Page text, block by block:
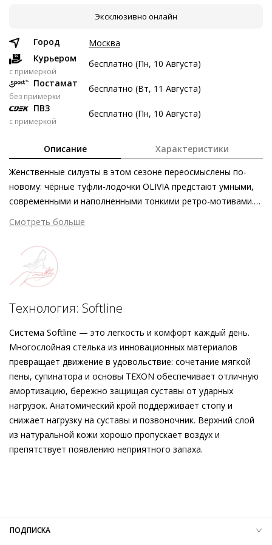
22 авг
5 сен
Без переплат
Долями
Разделите стоимость покупки
Заплатите сейчас только часть, а оставшееся будем
Затем по 7 247 ₽ раз в 2 недели
Подробнее о сервисе можно узнать на
Эксклюзивно онлайн
Город
Москва
Курьером
c примеркой
бесплатно (Пн, 10 Августа)
Постамат
без примерки
бесплатно (Вт, 11 Августа)
ПВЗ
с примеркой
бесплатно (Пн, 10 Августа)
Описание Характеристики
Женственные силуэты в этом сезоне переосмыслены по-
новому: чёрные туфли-лодочки OLIVIA предстают умными,
современными и наполненными тонкими ретро-мотивами.
Продуманные детали, такие как декоративная тесьма из
матового темного золота, расставляют безупречные
стилевые акценты. Широкий блочный каблук и скругленный
мыс привносят в дизайн нотку винтажного флёра. Истинные
достоинства, которые не видны, но ощутимы при каждом
шаге: долговечная кожаная подкладка, нескользящая
подошва и интеллектуальная технология мягкой
соблюдением принципов устойчивого развития, эти
замшевые туфли-лодочки Högl становятся вашим
надежным и вневременным стилистическим партнером на
долгие годы.
Смотреть больше
Технология: Softline
Система Softline — это легкость и комфорт каждый день.
Многослойная стелька из инновационных материалов
превращает движение в удовольствие: сочетание мягкой
пены, супинатора и основы TEXON обеспечивает отличную
амортизацию, бережно защищая суставы от ударных
нагрузок. Анатомический крой поддерживает стопу и
снижает нагрузку на суставы и позвоночник. Верхний слой
из натуральной кожи хорошо пропускает воздух и
препятствует появлению неприятного запаха.
Материал подошвы Термопластичный полиуретан (TPU)
Высота каблука
ПОДПИСКА